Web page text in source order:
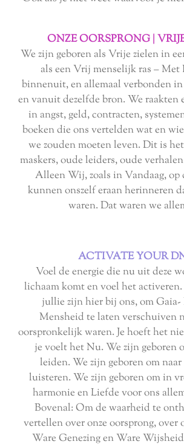
ONZE OORSPRONG |
We zijn geboren als Vrije zielen in
als een Vrij menselijk ras – Met
binnenuit, en allemaal verbonden
en vanuit dezelfde bron. We raakten
in angst, geld, contracten,
boeken die ons vertelden wat en
we zouden moeten leven. Dit is
maskers, oude leiders, oude
Alleen Wij, zoals in Vandaag,
kunnen onszelf eraan herinneren
waren. Dat waren we
ACTIVATE YOUR
Voel de energie die nu uit deze
lichaam komt en voel het
jullie zijn hier bij ons, om Gaia-
Mensheid te laten verschuiven
oorspronkelijk waren. Je hoeft het
je voelt het Nu. We zijn geboren
leiden. We zijn geboren om
luisteren. We zijn geboren om in
harmonie en Liefde voor ons
Bovenal: Om de waarheid te
vertellen over onze oorsprong,
Ware Genezing en Ware